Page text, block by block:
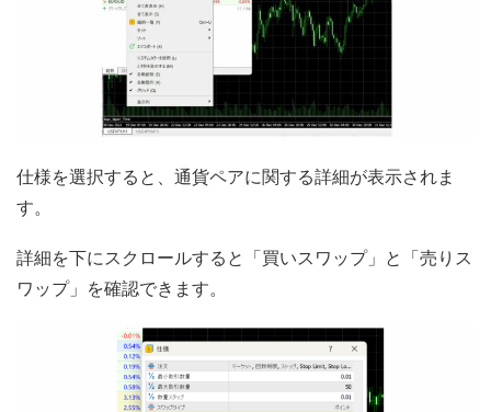
仕様を選択すると、通貨ペアに関する詳細が表示されま
す。
詳細を下にスクロールすると「買いスワップ」と「売りス
ワップ」を確認できます。